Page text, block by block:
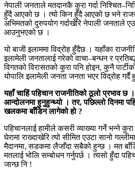
नेपाली जनताले मतदानकै कुरा गर्दा
हुँदै आएको छ । त्यो किन हुँदै आएको छ भने
अभिमतको दुरुपयोग गर्दाखेरि नेपाली जनताले
आउनुभएको छ ।
यो बाजी इलाममा विद्रोह हुँदैछ । यहाँका
इलामेली जनतालाई गरेको वाचा–बन्धन र
विगतको विरासतको कुरा पनि होइन, कुनै
योपालि इलामेली जनता जनता भएर विद्रोह गर्दै
यहाँ चाहिं पहिचान राजनीतिको ठूलो प्रभाव
आन्दोलनमा हुनुहुन्थ्यो । तर,पछिल्लो दिनमा
खलकमा बाँडिन लागेको हो ?
पहिचानलाई हामीले कसरी व्याख्या गर्ने भन्ने
घेरामा राख्दाखेरि त्यो सीमित एउटा सानो
मैदानमा, सडकमा लैजाँदा सबैको हुन्छ । मत
मतलाई भोलि सम्बोधन गर्नुपर्छ । त्यसो हुँदा
जान्छ नि !